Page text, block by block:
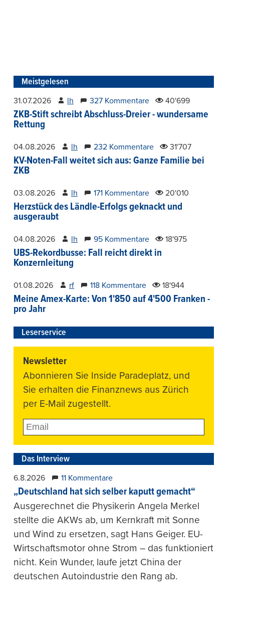
Meistgelesen
31.07.2026 lh 327 Kommentare 40'699
ZKB-Stift schreibt Abschluss-Dreier - wundersame
Rettung
04.08.2026 lh 232 Kommentare 31'707
KV-Noten-Fall weitet sich aus: Ganze Familie bei
ZKB
03.08.2026 lh 171 Kommentare 20'010
Herzstück des Ländle-Erfolgs geknackt und
ausgeraubt
04.08.2026 lh 95 Kommentare 18'975
UBS-Rekordbusse: Fall reicht direkt in
Konzernleitung
01.08.2026 rf 118 Kommentare 18'944
Meine Amex-Karte: Von 1'850 auf 4'500 Franken -
pro Jahr
Leserservice
Newsletter
Abonnieren Sie Inside Paradeplatz, und
Sie erhalten die Finanznews aus Zürich
per E-Mail zugestellt.
Das Interview
6.8.2026 11 Kommentare
„Deutschland hat sich selber kaputt gemacht“
Ausgerechnet die Physikerin Angela Merkel
stellte die AKWs ab, um Kernkraft mit Sonne
und Wind zu ersetzen, sagt Hans Geiger. EU-
Wirtschaftsmotor ohne Strom – das funktioniert
nicht. Kein Wunder, laufe jetzt China der
deutschen Autoindustrie den Rang ab.